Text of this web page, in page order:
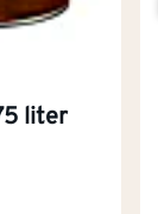
liter
og åpningstider